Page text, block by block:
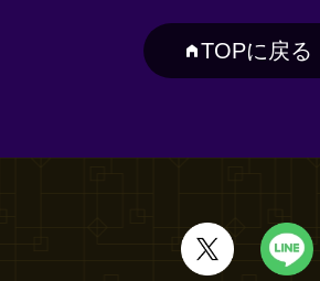
TOPに戻る